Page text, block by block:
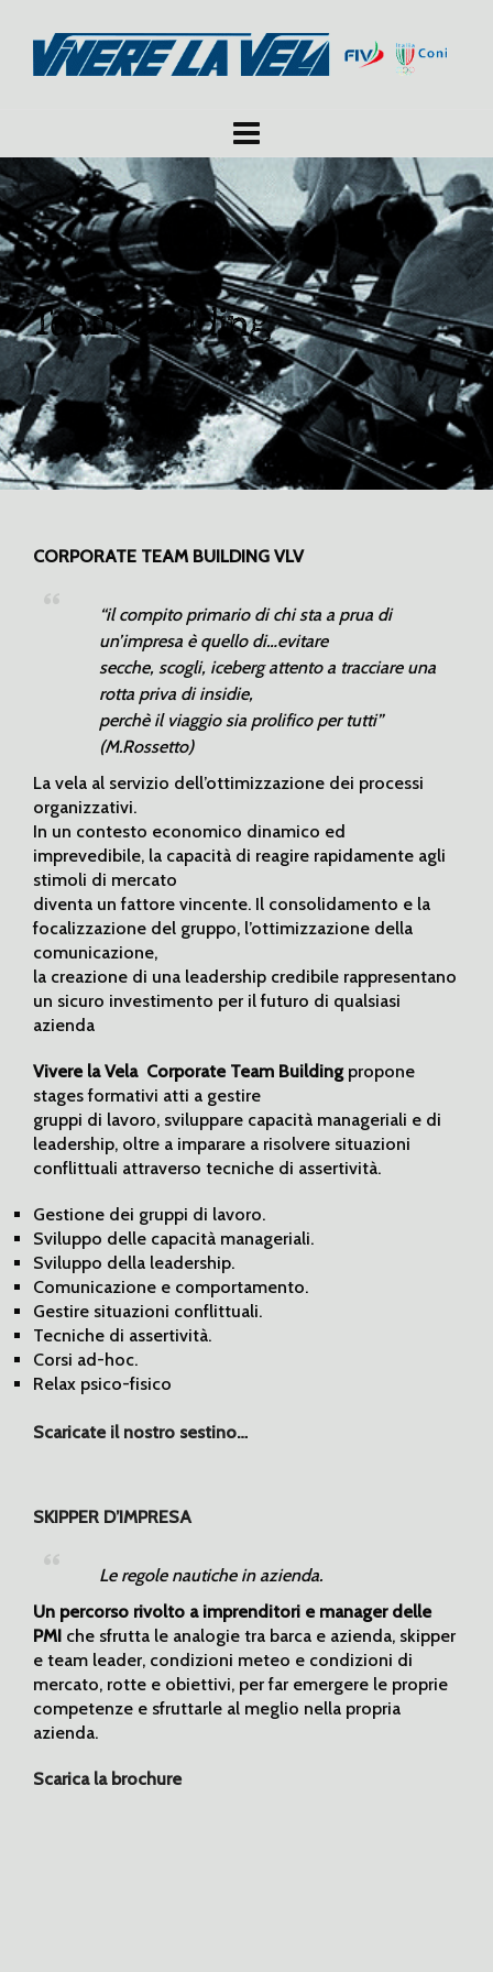
Team Building
CORPORATE TEAM BUILDING VLV
“il compito primario di chi sta a prua di
un’impresa è quello di…evitare
secche, scogli, iceberg attento a tracciare una
rotta priva di insidie,
perchè il viaggio sia prolifico per tutti”
(M.Rossetto)
La vela al servizio dell’ottimizzazione dei processi
organizzativi.
In un contesto economico dinamico ed
imprevedibile, la capacità di reagire rapidamente agli
stimoli di mercato
diventa un fattore vincente. Il consolidamento e la
focalizzazione del gruppo, l’ottimizzazione della
comunicazione,
la creazione di una leadership credibile rappresentano
un sicuro investimento per il futuro di qualsiasi
azienda
Vivere la Vela Corporate Team Buildingpropone
stages formativi atti a gestire
gruppi di lavoro, sviluppare capacità manageriali e di
leadership, oltre a imparare a risolvere situazioni
conflittuali attraverso tecniche di assertività.
Gestione dei gruppi di lavoro.
Sviluppo delle capacità manageriali.
Sviluppo della leadership.
Comunicazione e comportamento.
Gestire situazioni conflittuali.
Tecniche di assertività.
Corsi ad-hoc.
Relax psico-fisico
Scaricate il nostro sestino…
SKIPPER D’IMPRESA
Le regole nautiche in azienda.
Un percorso rivolto a imprenditori e manager delle
PMI che sfrutta le analogie tra barca e azienda, skipper
e team leader, condizioni meteo e condizioni di
mercato, rotte e obiettivi, per far emergere le proprie
competenze e sfruttarle al meglio nella propria
azienda.
Scarica la brochure